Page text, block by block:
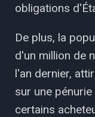
obligations
De plus, la
d'un million de
l'an dernier,
sur une
certains